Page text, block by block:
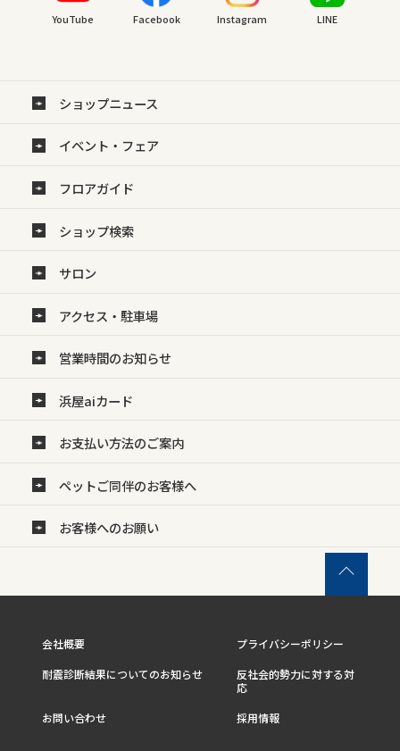
YouTube Facebook Instagram LINE
ショップニュース
イベント・フェア
フロアガイド
ショップ検索
サロン
アクセス・駐車場
営業時間のお知らせ
浜屋aiカード
お支払い方法のご案内
ペットご同伴のお客様へ
お客様へのお願い
会社概要
プライバシーポリシー
耐震診断結果についてのお知らせ
反社会的勢力に対する対
応
お問い合わせ
採用情報